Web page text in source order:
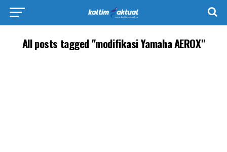
All posts tagged "modifikasi Yamaha AEROX"